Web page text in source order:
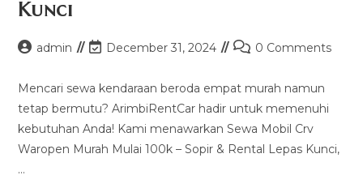
Kunci
Postadmin
Post
modified:
December 31, 2024
Post0 Comments
Mencari sewa kendaraan beroda empat murah namun
tetap bermutu? ArimbiRentCar hadir untuk memenuhi
kebutuhan Anda! Kami menawarkan Sewa Mobil Crv
Waropen Murah Mulai 100k – Sopir & Rental Lepas Kunci,
…